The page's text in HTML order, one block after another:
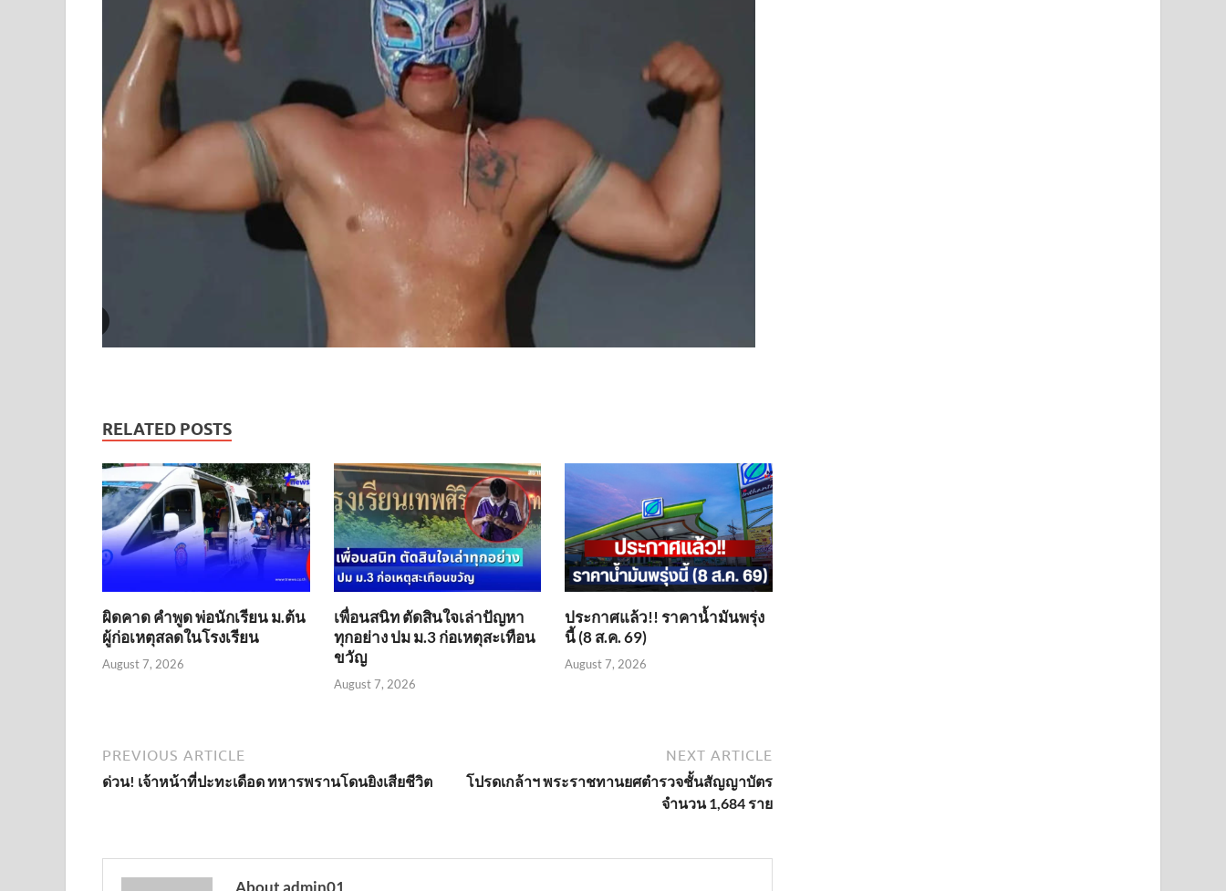
RELATED POSTS
ผิดคาด คำพูด พ่อนักเรียน ม.ต้น
ผู้ก่อเหตุสลดในโรงเรียน
August 7, 2026
เพื่อนสนิท ตัดสินใจเล่าปัญหา
ทุกอย่าง ปม ม.3 ก่อเหตุสะเทือน
ขวัญ
August 7, 2026
ประกาศแล้ว!! ราคาน้ำมันพรุ่ง
นี้ (8 ส.ค. 69)
August 7, 2026
PREVIOUS ARTICLE
ด่วน! เจ้าหน้าที่ปะทะเดือด ทหารพรานโดนยิงเสียชีวิต
NEXT ARTICLE
โปรดเกล้าฯ พระราชทานยศตำรวจชั้นสัญญาบัตร
จำนวน 1,684 ราย
About admin01